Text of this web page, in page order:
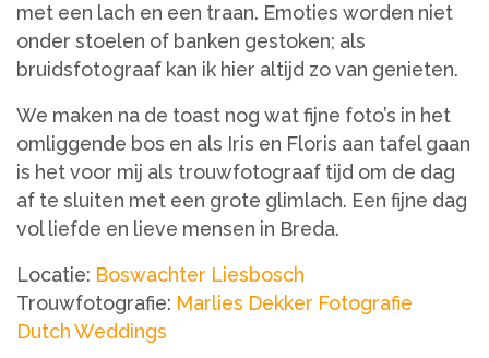
met een lach en een traan. Emoties worden niet
onder stoelen of banken gestoken; als
bruidsfotograaf kan ik hier altijd zo van genieten.
We maken na de toast nog wat fijne foto’s in het
omliggende bos en als Iris en Floris aan tafel gaan
is het voor mij als trouwfotograaf tijd om de dag
af te sluiten met een grote glimlach. Een fijne dag
vol liefde en lieve mensen in Breda.
Locatie: Boswachter Liesbosch
Trouwfotografie: Marlies Dekker Fotografie
Dutch Weddings